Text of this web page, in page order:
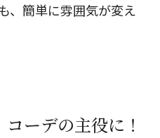
、簡単に雰囲気が変え
コーデの主役に！